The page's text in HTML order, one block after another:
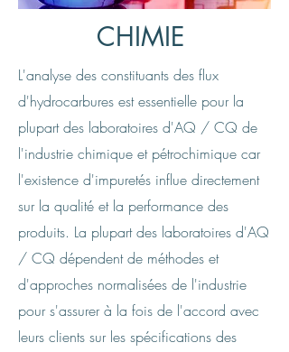
CHIMIE
L'analyse des constituants des flux
d'hydrocarbures est essentielle pour la
plupart des laboratoires d'AQ / CQ de
l'industrie chimique et pétrochimique car
l'existence d'impuretés influe directement
sur la qualité et la performance des
produits. La plupart des laboratoires d'AQ
/ CQ dépendent de méthodes et
d'approches normalisées de l'industrie
pour s'assurer à la fois de l'accord avec
leurs clients sur les spécifications des